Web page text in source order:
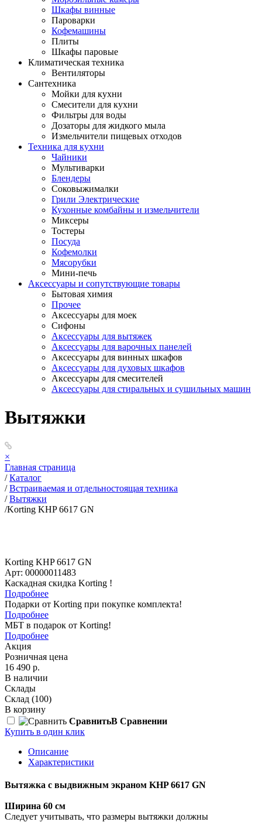
Шкафы винные
Пароварки
Кофемашины
Плиты
Шкафы паровые
Климатическая техника
Вентиляторы
Сантехника
Мойки для кухни
Смесители для кухни
Фильтры для воды
Дозаторы для жидкого мыла
Измельчители пищевых отходов
Техника для кухни
Чайники
Мультиварки
Блендеры
Соковыжималки
Грили Электрические
Кухонные комбайны и измельчители
Миксеры
Тостеры
Посуда
Кофемолки
Мясорубки
Мини-печь
Аксессуары и сопутствующие товары
Бытовая химия
Прочее
Аксессуары для моек
Сифоны
Аксессуары для вытяжек
Аксессуары для варочных панелей
Аксессуары для винных шкафов
Аксессуары для духовых шкафов
Аксессуары для смесителей
Аксессуары для стиральных и сушильных машин
Вытяжки
×
Главная страница
/ Каталог
/ Встраиваемая и отдельностоящая техника
/ Вытяжки
/Korting KHP 6617 GN
Korting KHP 6617 GN
Арт: 00000011483
Каскадная скидка Korting !
Подробнее
Подарки от Korting при покупке комплекта!
Подробнее
МБТ в подарок от Korting!
Подробнее
Акция
Розничная цена
16 490 р.
В наличии
Склады
Склад (100)
В корзину
СравнитьВ Сравнении
Купить в один клик
Описание
Характеристики
Вытяжка с выдвижным экраном KHP 6617 GN
Ширина 60 см
Следует учитывать, что размеры вытяжки должны